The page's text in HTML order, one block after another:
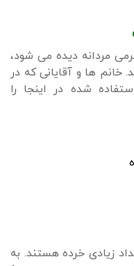
مردانه دیده می شود،
خانم ها و آقایانی که در
شده در اینجا را
زیادی خرده هستند. به